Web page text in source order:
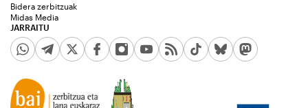
JARRAITU
Bidera zerbitzuak
Midas Media